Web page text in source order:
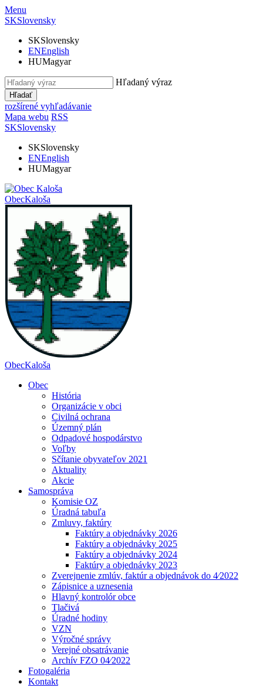
Menu
SKSlovensky
SKSlovensky
ENEnglish
HUMagyar
Hľadaný výraz
Hľadať
rozšírené vyhľadávanie
Mapa webu RSS
SKSlovensky
SKSlovensky
ENEnglish
HUMagyar
ObecKaloša
ObecKaloša
Obec
História
Organizácie v obci
Civilná ochrana
Územný plán
Odpadové hospodárstvo
Voľby
Sčítanie obyvateľov 2021
Aktuality
Akcie
Samospráva
Komisie OZ
Úradná tabuľa
Zmluvy, faktúry
Faktúry a objednávky 2026
Faktúry a objednávky 2025
Faktúry a objednávky 2024
Faktúry a objednávky 2023
Zverejnenie zmlúv, faktúr a objednávok do 4⁄2022
Zápisnice a uznesenia
Hlavný kontrolór obce
Tlačivá
Úradné hodiny
VZN
Výročné správy
Verejné obsatrávanie
Archív FZO 04⁄2022
Fotogaléria
Kontakt